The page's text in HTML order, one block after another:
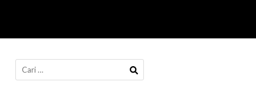
Cari
untuk: